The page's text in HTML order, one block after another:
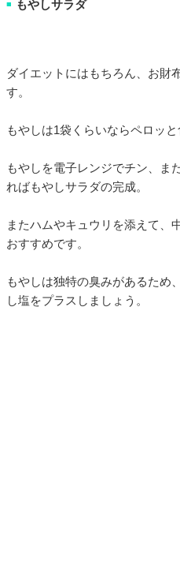
■ もやしサラダ
ダイエットにはもちろん、お財
す。
もやしは1袋くらいならペロッ
もやしを電子レンジでチン、ま
ればもやしサラダの完成。
またハムやキュウリを添えて、
おすすめです。
もやしは独特の臭みがあるため
し塩をプラスしましょう。